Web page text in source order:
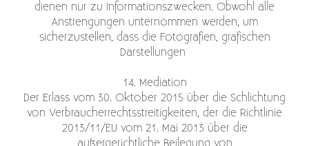
dienen nur zu Informationszwecken. Obwohl alle
Anstrengungen unternommen werden, um
sicherzustellen, dass die Fotografien, grafischen
Darstellungen
14. Mediation
Der Erlass vom 30. Oktober 2015 über die Schlichtung
von Verbraucherrechtsstreitigkeiten, der die Richtlinie
2013/11/EU vom 21. Mai 2013 über die